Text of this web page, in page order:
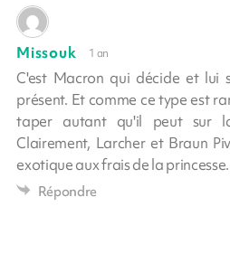
Missouk 1 an
C'est Macron qui décide et lui
présent. Et comme ce type est
taper autant qu'il peut sur
Clairement, Larcher et Braun
exotique aux frais de la
Répondre